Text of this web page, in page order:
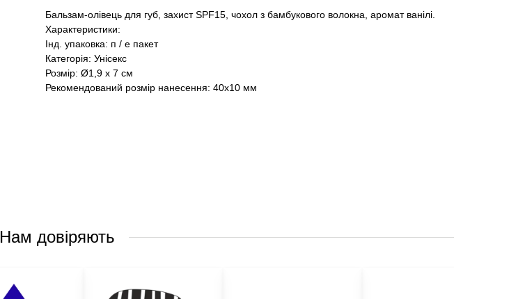
Бальзам-олівець для губ, захист SPF15, чохол з бамбукового волокна, аромат ванілі.
Характеристики:
Інд. упаковка: п / е пакет
Категорія: Унісекс
Розмір: Ø1,9 x 7 см
Рекомендований розмір нанесення: 40x10 мм
Нам довіряють